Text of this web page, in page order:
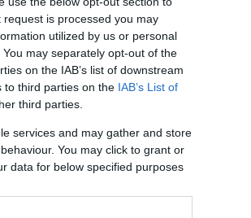
is processed you may
utilized by us or personal
may separately opt-out of the
on the IAB’s list of downstream
to third parties on the IAB’s List of
third parties.
services and may gather and store
You may click to grant or
data for below specified purposes